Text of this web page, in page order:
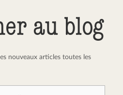
au blog
nouveaux articles toutes les